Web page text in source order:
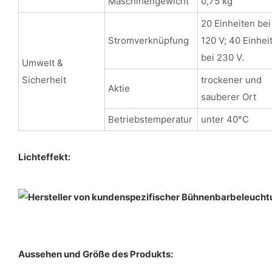
Umwelt &
Sicherheit
Stromverknüpfung
20 Einheiten bei
120 V; 40
bei 230 V.
Aktie
trockener und
sauberer Ort
Betriebstemperatur
unter 40°C
Lichteffekt:
Aussehen und Größe des Produkts: